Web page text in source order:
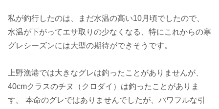
私が釣行したのは、まだ水温の高い10月頃でしたので、
水温が下がってエサ取りの少なくなる、特にこれからの寒
グレシーズンには大型の期待ができそうです。
上野漁港では大きなグレは釣ったことがありませんが、
40cmクラスのチヌ（クロダイ）は釣ったことがありま
す。 本命のグレではありませんでしたが、パワフルな引